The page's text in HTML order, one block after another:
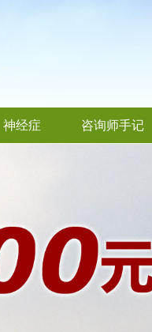
神经症 咨询师手记